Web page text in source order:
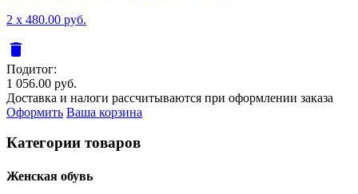
2 x 480.00 руб.
delete
Подитог:
1 056.00 руб.
Доставка и налоги рассчитываются при оформлении заказа
Оформить Ваша корзина
Категории товаров
Женcкая обувь